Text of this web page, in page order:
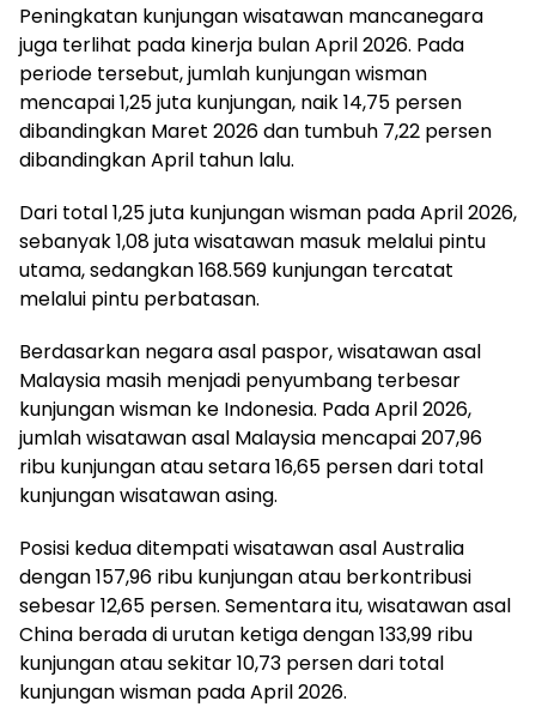
Peningkatan kunjungan wisatawan mancanegara
juga terlihat pada kinerja bulan April 2026. Pada
periode tersebut, jumlah kunjungan wisman
mencapai 1,25 juta kunjungan, naik 14,75 persen
dibandingkan Maret 2026 dan tumbuh 7,22 persen
dibandingkan April tahun lalu.
Dari total 1,25 juta kunjungan wisman pada April 2026,
sebanyak 1,08 juta wisatawan masuk melalui pintu
utama, sedangkan 168.569 kunjungan tercatat
melalui pintu perbatasan.
Berdasarkan negara asal paspor, wisatawan asal
Malaysia masih menjadi penyumbang terbesar
kunjungan wisman ke Indonesia. Pada April 2026,
jumlah wisatawan asal Malaysia mencapai 207,96
ribu kunjungan atau setara 16,65 persen dari total
kunjungan wisatawan asing.
Posisi kedua ditempati wisatawan asal Australia
dengan 157,96 ribu kunjungan atau berkontribusi
sebesar 12,65 persen. Sementara itu, wisatawan asal
China berada di urutan ketiga dengan 133,99 ribu
kunjungan atau sekitar 10,73 persen dari total
kunjungan wisman pada April 2026.